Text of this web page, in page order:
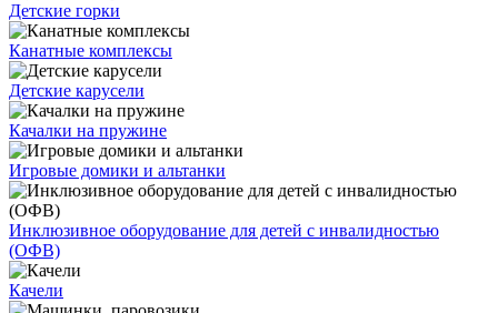
Детские горки
Канатные комплексы
Детские карусели
Качалки на пружине
Игровые домики и альтанки
Инклюзивное оборудование для детей с инвалидностью
(ОФВ)
Качели